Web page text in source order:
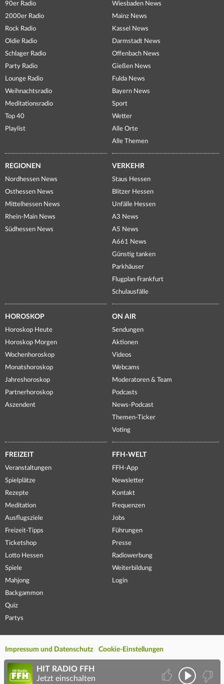
90er Radio
2000er Radio
Rock Radio
Oldie Radio
Schlager Radio
Party Radio
Lounge Radio
Weihnachtsradio
Meditationsradio
Top 40
Playlist
Wiesbaden News
Mainz News
Kassel News
Darmstadt News
Offenbach News
Gießen News
Fulda News
Bayern News
Sport
Wetter
Alle Orte
Alle Themen
REGIONEN
Nordhessen News
Osthessen News
Mittelhessen News
Rhein-Main News
Südhessen News
VERKEHR
Staus Hessen
Blitzer Hessen
Unfälle Hessen
A3 News
A5 News
A661 News
Günstig tanken
Parkhäuser
Flugplan Frankfurt
Schulausfälle
HOROSKOP
Horoskop Heute
Horoskop Morgen
Wochenhoroskop
Monatshoroskop
Jahreshoroskop
Partnerhoroskop
Aszendent
ON AIR
Sendungen
Aktionen
Videos
Webcams
Moderatoren & Team
Podcasts
News-Podcast
Themen-Ticker
Voting
FREIZEIT
Veranstaltungen
Spielplätze
Rezepte
Meditation
Ausflugsziele
Freizeit-Tipps
Ticketshop
Lotto Hessen
Spiele
Mahjong
Backgammon
Quiz
Partys
FFH-WELT
FFH-App
Newsletter
Kontakt
Frequenzen
Jobs
Führungen
Presse
Radiowerbung
Weiterbildung
Login
Impressum und Datenschutz Cookie-Einstellungen
HIT RADIO FFH
Jetzt einschalten